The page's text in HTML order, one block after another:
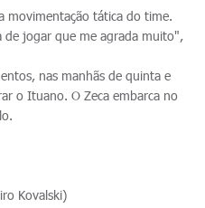
movimentação tática do time.
de jogar que me agrada muito",
nas manhãs de quinta e
o Ituano. O Zeca embarca no
Kovalski)